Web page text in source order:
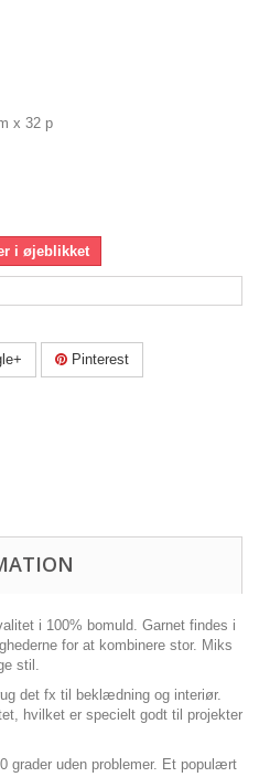
x 32 p
i øjeblikket
Pinterest
i 100% bomuld. Garnet findes i
for at kombinere stor. Miks
stil.
det fx til beklædning og interiør.
hvilket er specielt godt til projekter
grader uden problemer. Et populært